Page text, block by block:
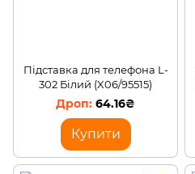
Підставка для телефона L-
302 Білий (X06/95515)
64.16₴
Купити